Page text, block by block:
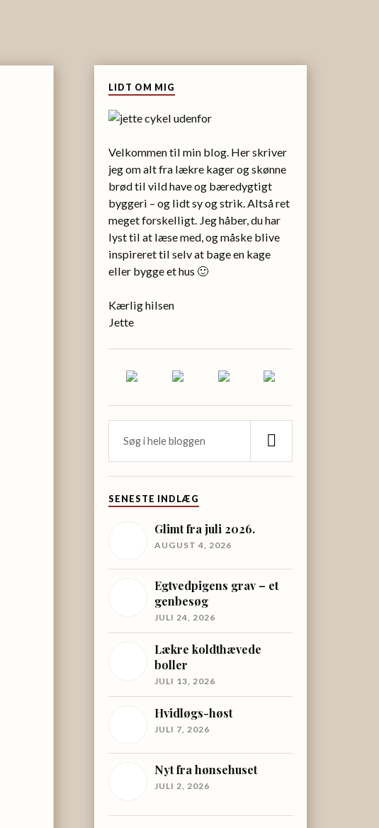
LIDT OM MIG
Velkommen til min blog. Her skriver
jeg om alt fra lækre kager og skønne
brød til vild have og bæredygtigt
byggeri – og lidt sy og strik. Altså ret
meget forskelligt. Jeg håber, du har
lyst til at læse med, og måske blive
inspireret til selv at bage en kage
eller bygge et hus 🙂
Kærlig hilsen
Jette
SENESTE INDLÆG
Glimt fra juli 2026.
AUGUST 4, 2026
Egtvedpigens grav – et
genbesøg
JULI 24, 2026
Lækre koldthævede
boller
JULI 13, 2026
Hvidløgs-høst
JULI 7, 2026
Nyt fra hønsehuset
JULI 2, 2026